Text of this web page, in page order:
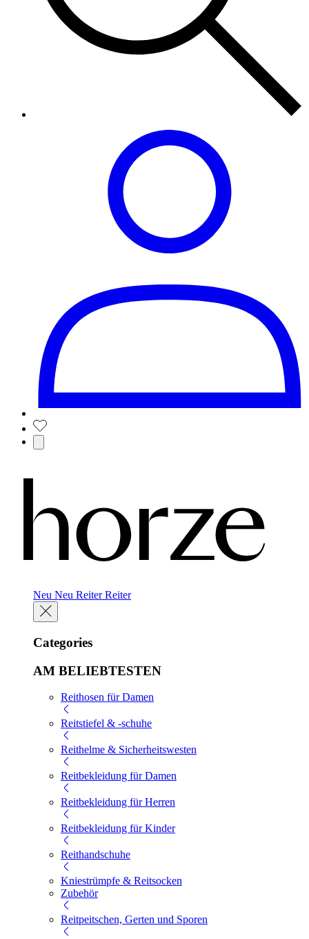
Neu Neu Reiter Reiter
Categories
AM BELIEBTESTEN
Reithosen für Damen
Reitstiefel & -schuhe
Reithelme & Sicherheitswesten
Reitbekleidung für Damen
Reitbekleidung für Herren
Reitbekleidung für Kinder
Reithandschuhe
Kniestrümpfe & Reitsocken
Zubehör
Reitpeitschen, Gerten und Sporen